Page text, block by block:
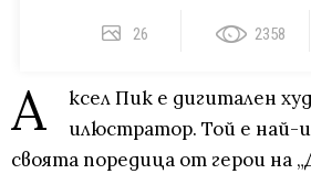
26 2358
А
ксел Пик е дигитален
илюстратор. Той е най-
своята поредица от герои на